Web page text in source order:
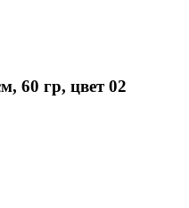
60 гр, цвет 02